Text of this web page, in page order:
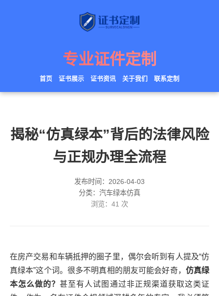
专业证件定制
首页 证书展示 证书资讯 关于我们 联系定制
揭秘“仿真绿本”背后的法律风险
与正规办理全流程
发布时间：2026-04-03
分类：汽车绿本仿真
浏览： 41 次
在房产交易和车辆抵押的圈子里，偶尔会听到有人提及“仿
真绿本”这个词。很多不明真相的朋友可能会好奇， 仿真绿
本怎么做的？甚至有人试图通过非正规渠道获取这类证